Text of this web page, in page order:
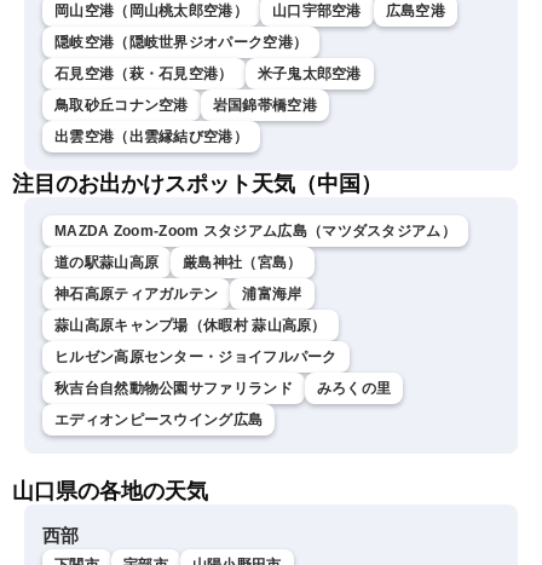
岡山空港（岡山桃太郎空港） 山口宇部空港
広島空港
隠岐空港（隠岐世界ジオパーク空港）
石見空港（萩・石見空港）
米子鬼太郎空港
鳥取砂丘コナン空港
岩国錦帯橋空港
出雲空港（出雲縁結び空港）
注目のお出かけスポット天気（中国）
MAZDA Zoom-Zoom スタジアム広島（マツダスタジアム）
道の駅蒜山高原
厳島神社（宮島）
神石高原ティアガルテン
浦富海岸
蒜山高原キャンプ場（休暇村 蒜山高原）
ヒルゼン高原センター・ジョイフルパーク
秋吉台自然動物公園サファリランド
みろくの里
エディオンピースウイング広島
山口県の各地の天気
西部